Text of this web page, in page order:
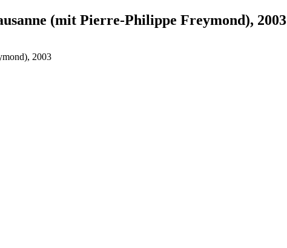
(mit Pierre-Philippe Freymond), 2003
2003